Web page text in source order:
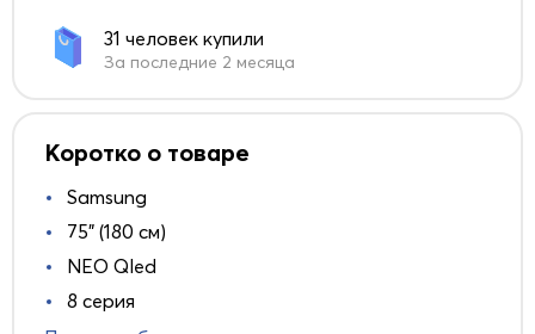
31 человек купили
За последние 2 месяца
Коротко о товаре
Samsung
75" (180 см)
NEO Qled
8 серия